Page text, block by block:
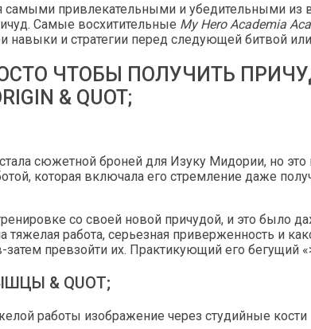
привлекательными и убедительными
Самые восхитительные My Hero Academia
навыки и стратегии перед следующей битвой
ЧТОБЫ ПОЛУЧИТЬ ПРИЧУД
& QUOT;
сюжетной броней для Изуку Мидории, но
которая включала его стремление даже
со своей новой причудой, и это было
работа, серьезная приверженность и
затем превзойти их. Практикующий его бегущий
& QUOT;
изображение через студийные кости